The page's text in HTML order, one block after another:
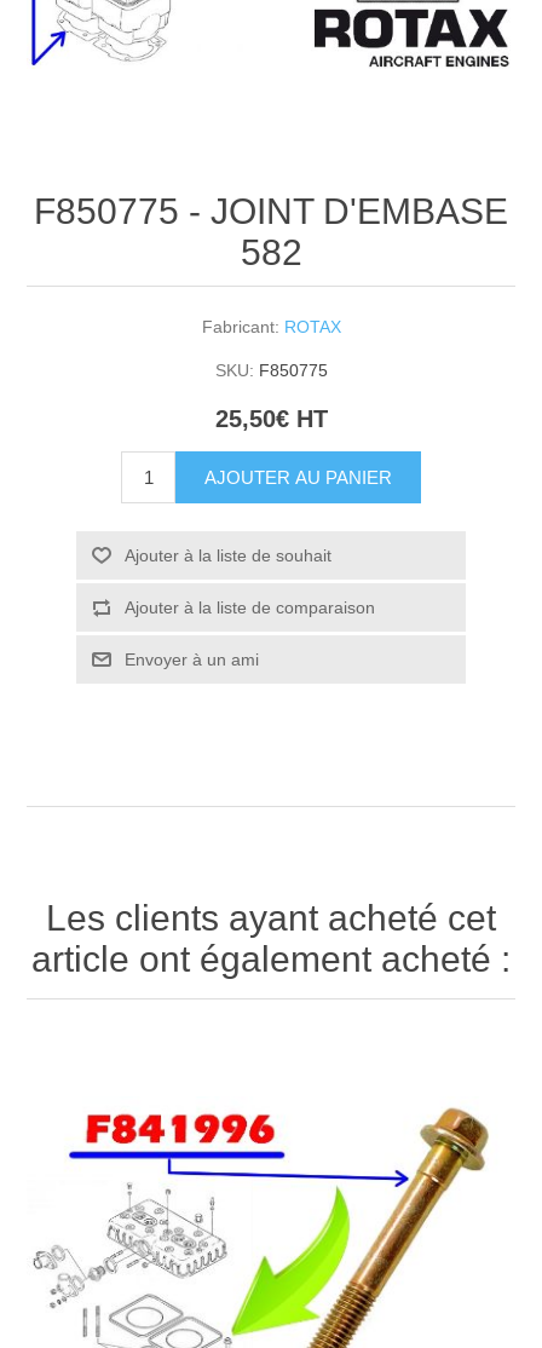
F850775 - JOINT D'EMBASE
582
Fabricant: ROTAX
SKU: F850775
25,50€ HT
AJOUTER AU PANIER
Ajouter à la liste de souhait
Ajouter à la liste de comparaison
Envoyer à un ami
Les clients ayant acheté cet
article ont également acheté :